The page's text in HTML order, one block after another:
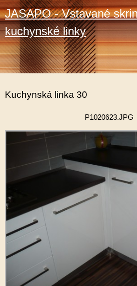
JASAPO - Vstavané
kuchynské linky
Kuchynská linka 30
P1020623.JPG